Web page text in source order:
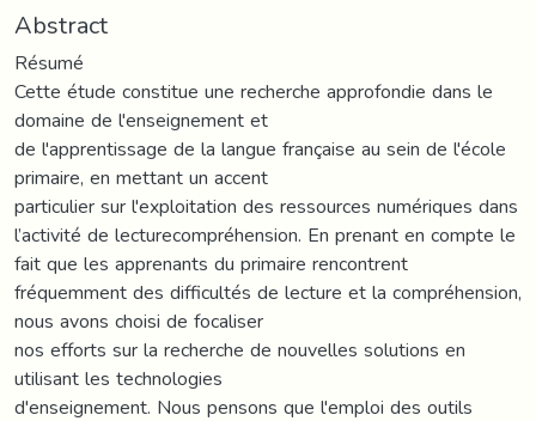
Abstract
Résumé
Cette étude constitue une recherche approfondie dans le
domaine de l'enseignement et
de l'apprentissage de la langue française au sein de l'école
primaire, en mettant un accent
particulier sur l'exploitation des ressources numériques dans
l’activité de lecturecompréhension. En prenant en compte le
fait que les apprenants du primaire rencontrent
fréquemment des difficultés de lecture et la compréhension,
nous avons choisi de focaliser
nos efforts sur la recherche de nouvelles solutions en
utilisant les technologies
d'enseignement. Nous pensons que l'emploi des outils